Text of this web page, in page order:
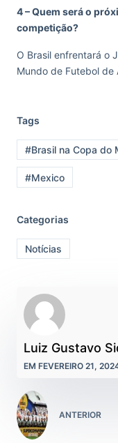
4 – Quem será o
competição?
O Brasil enfrentará o
Mundo de Futebol de
Tags
#Brasil na Copa do
#Mexico
Categorias
Notícias
Luiz Gustavo
EM FEVEREIRO 21,
ANTERIOR